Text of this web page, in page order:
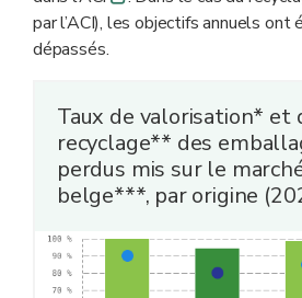
par l’ACI), les objectifs annuels
dépassés.
Taux de valorisation* et
recyclage** des
perdus mis sur le
belge***, par origine